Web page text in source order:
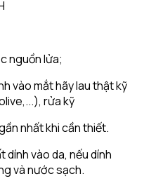
nguồn lửa;
vào mắt hãy lau thật kỹ
rửa kỹ
nhất khi cần thiết.
dính vào da, nếu dính
và nước sạch.